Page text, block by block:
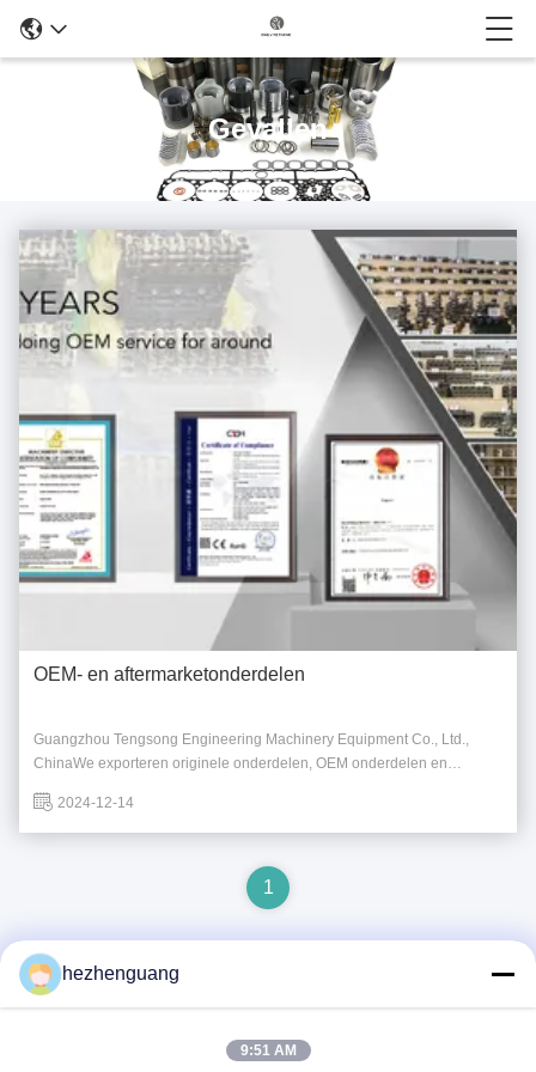
Gevallen
OEM- en aftermarketonderdelen
Guangzhou Tengsong Engineering Machinery Equipment Co., Ltd.,
ChinaWe exporteren originele onderdelen, OEM onderdelen en
is om onze zaken uit te breiden door onze gezamenlijke
inspanningen.We zijn een bedrijf dat dieselmotoronderdel...
2024-12-14
1
hezhenguang
9:51 AM